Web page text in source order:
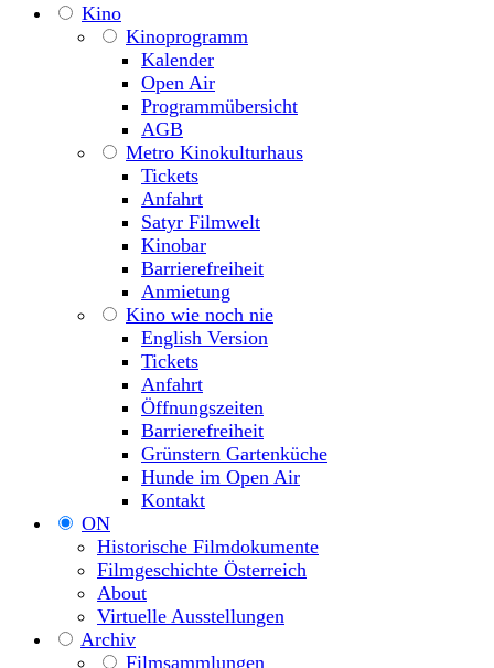
Kino
Kinoprogramm
Kalender
Open Air
Programmübersicht
AGB
Metro Kinokulturhaus
Tickets
Anfahrt
Satyr Filmwelt
Kinobar
Barrierefreiheit
Anmietung
Kino wie noch nie
English Version
Tickets
Anfahrt
Öffnungszeiten
Barrierefreiheit
Grünstern Gartenküche
Hunde im Open Air
Kontakt
ON
Historische Filmdokumente
Filmgeschichte Österreich
About
Virtuelle Ausstellungen
Archiv
Filmsammlungen